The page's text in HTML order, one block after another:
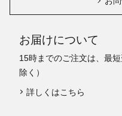
お届けについて
15時までのご注文は、最
除く）
詳しくはこちら